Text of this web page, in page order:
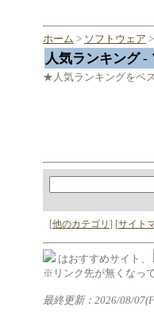
ホーム > ソフトウェア
人気ランキング -
★人気ランキングをベ
[他のカテゴリ ] [サイト
はおすすめサイト、
※リンク先が無くなっ
最終更新：2026/08/